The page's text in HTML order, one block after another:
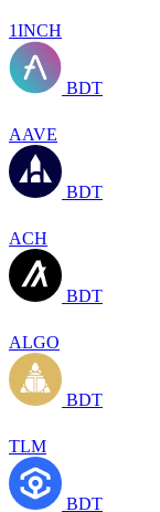
1INCH
BDT
AAVE
BDT
ACH
BDT
ALGO
BDT
TLM
BDT